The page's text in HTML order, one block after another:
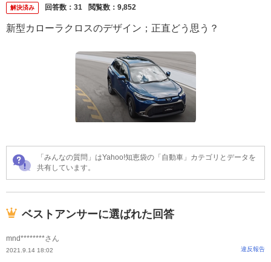
解決済み 回答数： 31 閲覧数： 9,852
新型カローラクロスのデザイン；正直どう思う？
「みんなの質問」はYahoo!知恵袋の「自動車」カテゴリとデータを
共有しています。
ベストアンサーに選ばれた回答
mnd********さん
2021.9.14 18:02 違反報告